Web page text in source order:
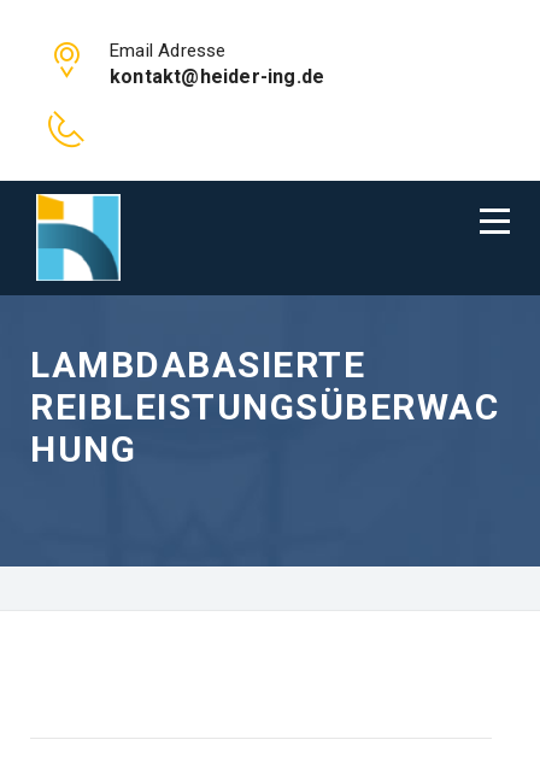
Email Adresse
kontakt@heider-ing.de
LAMBDABASIERTE
REIBLEISTUNGSÜBERWAC
HUNG